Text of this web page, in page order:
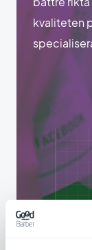
kvaliteten